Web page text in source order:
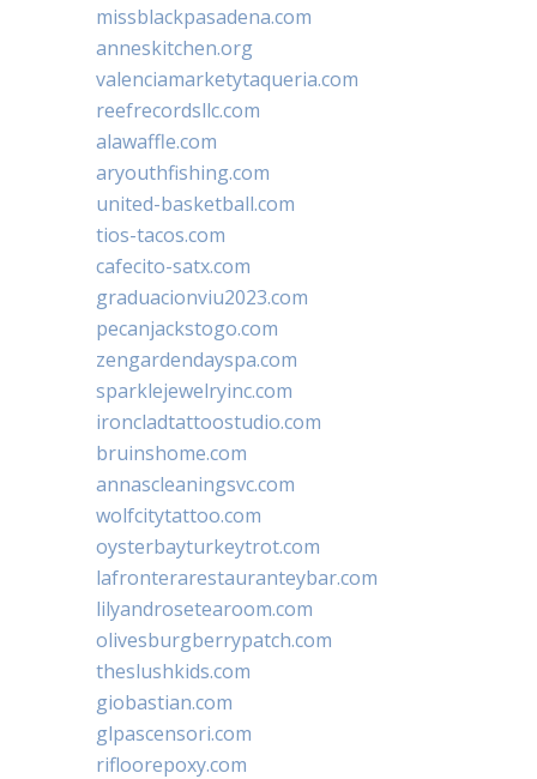
missblackpasadena.com
anneskitchen.org
valenciamarketytaqueria.com
reefrecordsllc.com
alawaffle.com
aryouthfishing.com
united-basketball.com
tios-tacos.com
cafecito-satx.com
graduacionviu2023.com
pecanjackstogo.com
zengardendayspa.com
sparklejewelryinc.com
ironcladtattoostudio.com
bruinshome.com
annascleaningsvc.com
wolfcitytattoo.com
oysterbayturkeytrot.com
lafronterarestauranteybar.com
lilyandrosetearoom.com
olivesburgberrypatch.com
theslushkids.com
giobastian.com
glpascensori.com
rifloorepoxy.com